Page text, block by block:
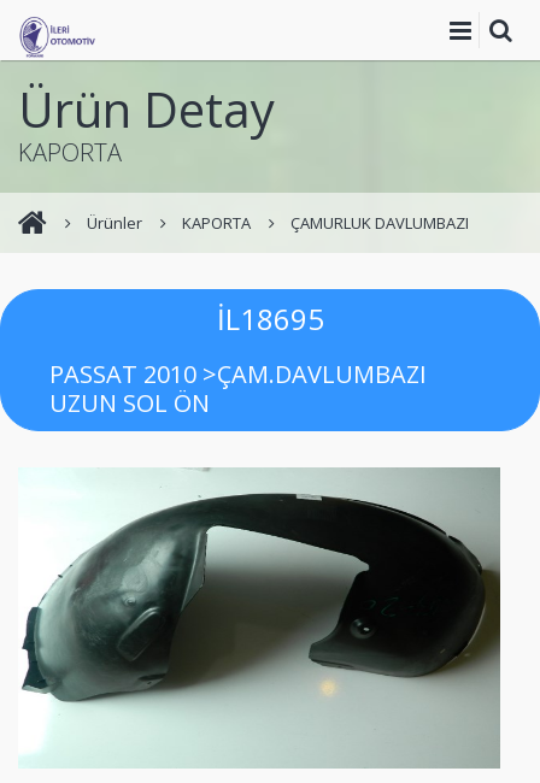
Ürün Detay
KAPORTA
Ürünler KAPORTA ÇAMURLUK DAVLUMBAZI
İL18695
PASSAT 2010 >ÇAM.DAVLUMBAZI
UZUN SOL ÖN